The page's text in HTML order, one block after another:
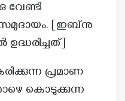
സമുദായം. [ഇബ്‌നു
പ്രമാണ
കൊടുക്കുന്ന